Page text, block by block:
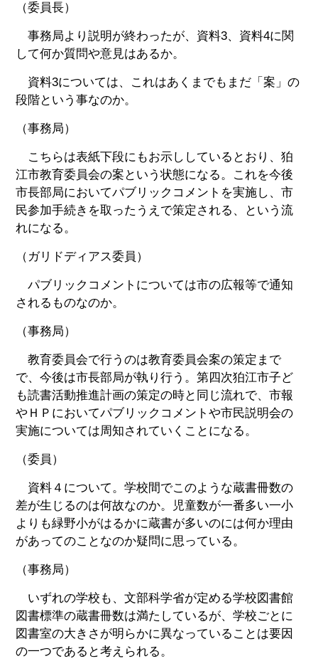
（委員長）
事務局より説明が終わったが、資料3、資料4に関
して何か質問や意見はあるか。
資料3については、これはあくまでもまだ「案」の
段階という事なのか。
（事務局）
こちらは表紙下段にもお示ししているとおり、狛
江市教育委員会の案という状態になる。これを今後
市長部局においてパブリックコメントを実施し、市
民参加手続きを取ったうえで策定される、という流
れになる。
（ガリドディアス委員）
パブリックコメントについては市の広報等で通知
されるものなのか。
（事務局）
教育委員会で行うのは教育委員会案の策定まで
で、今後は市長部局が執り行う。第四次狛江市子ど
も読書活動推進計画の策定の時と同じ流れで、市報
やＨＰにおいてパブリックコメントや市民説明会の
実施については周知されていくことになる。
（委員）
資料４について。学校間でこのような蔵書冊数の
差が生じるのは何故なのか。児童数が一番多い一小
よりも緑野小がはるかに蔵書が多いのには何か理由
があってのことなのか疑問に思っている。
（事務局）
いずれの学校も、文部科学省が定める学校図書館
図書標準の蔵書冊数は満たしているが、学校ごとに
図書室の大きさが明らかに異なっていることは要因
の一つであると考えられる。